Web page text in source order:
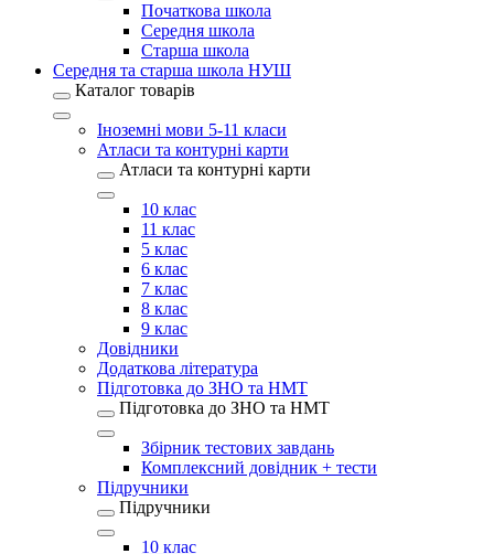
Початкова школа
Середня школа
Старша школа
Середня та старша школа НУШ
Каталог товарів
Іноземні мови 5-11 класи
Атласи та контурні карти
Атласи та контурні карти
10 клас
11 клас
5 клас
6 клас
7 клас
8 клас
9 клас
Довідники
Додаткова література
Підготовка до ЗНО та НМТ
Підготовка до ЗНО та НМТ
Збірник тестових завдань
Комплексний довідник + тести
Підручники
Підручники
10 клас